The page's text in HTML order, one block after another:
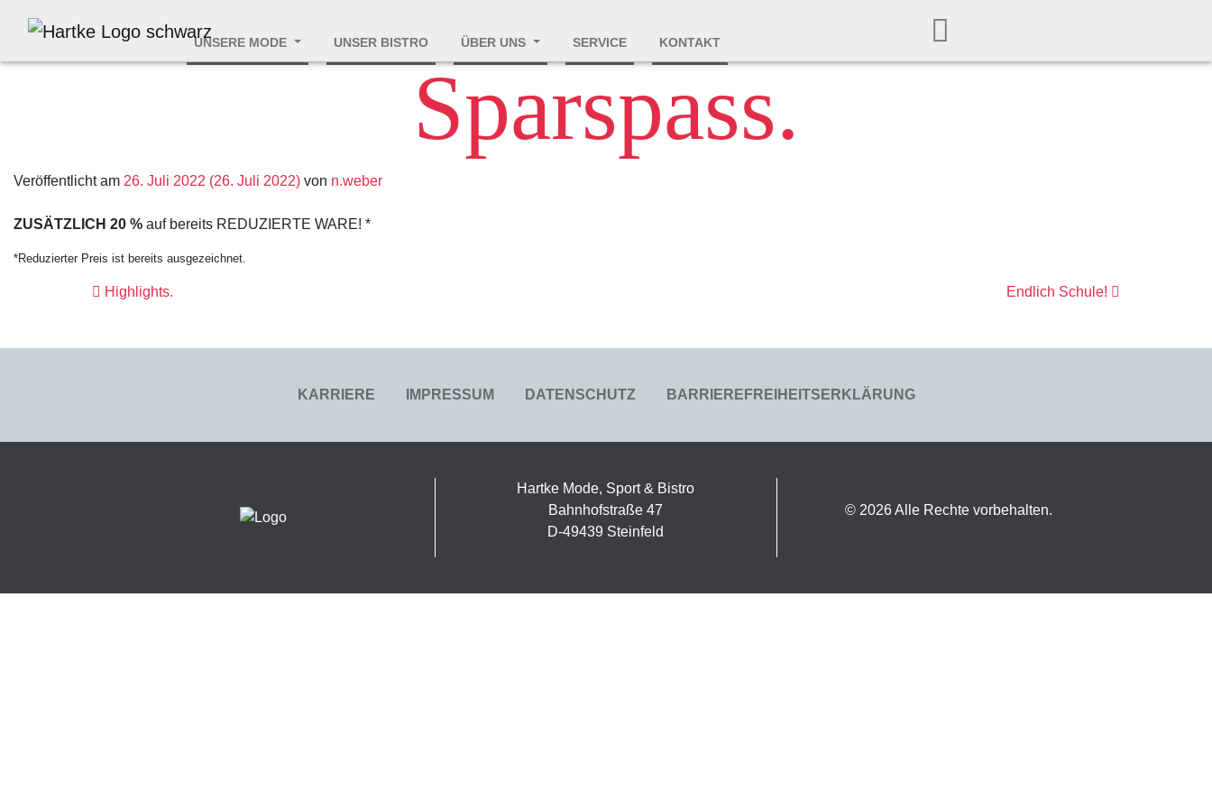
UNSERE MODE UNSER BISTRO ÜBER UNS SERVICE KONTAKT
Sparspass.
Veröffentlicht am 26. Juli 2022 (26. Juli 2022) von n.weber
ZUSÄTZLICH 20 % auf bereits REDUZIERTE WARE! *
*Reduzierter Preis ist bereits ausgezeichnet.
Beitrags- Navigation
Highlights. Endlich Schule!
KARRIERE IMPRESSUM DATENSCHUTZ BARRIEREFREIHEITSERKLÄRUNG
Hartke Mode, Sport & Bistro
Bahnhofstraße 47
D-49439 Steinfeld
© 2026 Alle Rechte vorbehalten.